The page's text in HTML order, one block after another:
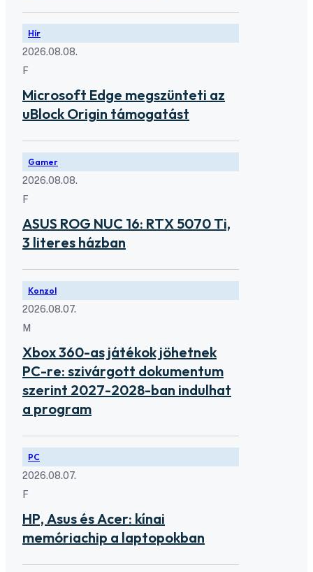
Hír
2026.08.08.
F
Microsoft Edge megszünteti az
uBlock Origin támogatást
Gamer
2026.08.08.
F
ASUS ROG NUC 16: RTX 5070 Ti,
3 literes házban
Konzol
2026.08.07.
M
Xbox 360-as játékok jöhetnek
PC-re: szivárgott dokumentum
szerint 2027-2028-ban indulhat
a program
PC
2026.08.07.
F
HP, Asus és Acer: kínai
memóriachip a laptopokban